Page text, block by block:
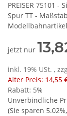
PREISER 75101 -
Spur TT -
Modellbahnartikel
jetzt nur
inkl. 19% USt. ,
Alter Preis: 14,55
Rabatt: 5%
Unverbindliche
(Sie sparen 5.02%